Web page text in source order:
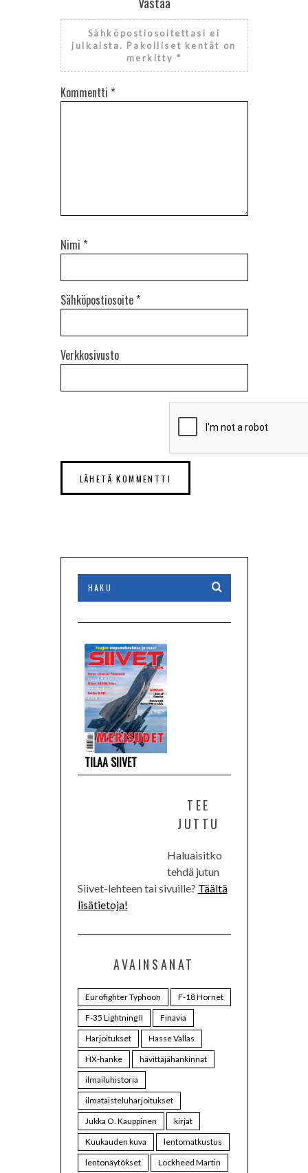
Sähköpostiosoitettasi ei
julkaista. Pakolliset kentät on
merkitty *
Kommentti *
Nimi *
Sähköpostiosoite *
Verkkosivusto
TILAA SIIVET
TEE
JUTTU
Haluaisitko
tehdä jutun
Siivet-lehteen tai sivuille? Täältä
lisätietoja!
AVAINSANAT
Eurofighter Typhoon
F-18 Hornet
F-35 Lightning II
Finavia
Harjoitukset
Hasse Vallas
HX-hanke
hävittäjähankinnat
ilmailuhistoria
ilmataisteluharjoitukset
Jukka O. Kauppinen
kirjat
Kuukauden kuva
lentomatkustus
lentonäytökset
Lockheed Martin